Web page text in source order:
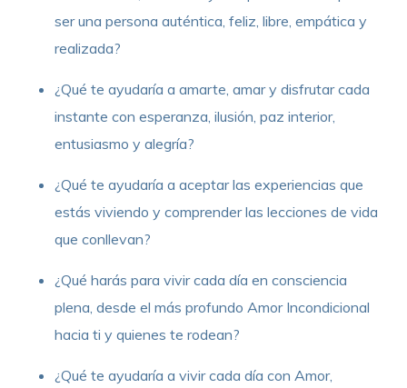
ser una persona auténtica, feliz, libre, empática y
realizada?
¿Qué te ayudaría a amarte, amar y disfrutar cada
instante con esperanza, ilusión, paz interior,
entusiasmo y alegría?
¿Qué te ayudaría a aceptar las experiencias que
estás viviendo y comprender las lecciones de vida
que conllevan?
¿Qué harás para vivir cada día en consciencia
plena, desde el más profundo Amor Incondicional
hacia ti y quienes te rodean?
¿Qué te ayudaría a vivir cada día con Amor,